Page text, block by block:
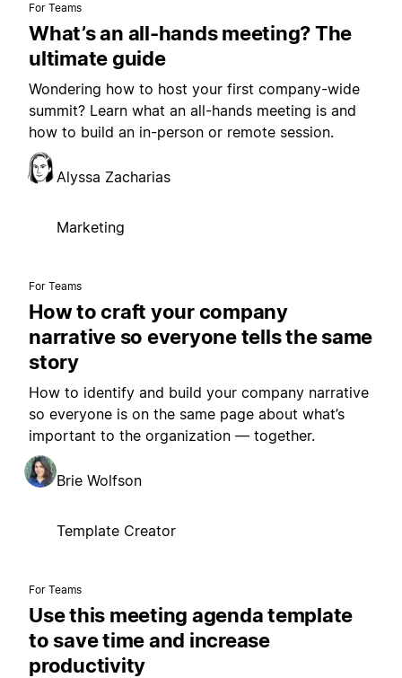
For Teams
What’s an all-hands meeting? The
ultimate guide
Wondering how to host your first company-wide
summit? Learn what an all-hands meeting is and
how to build an in-person or remote session.
Alyssa Zacharias
Marketing
For Teams
How to craft your company
narrative so everyone tells the same
story
How to identify and build your company narrative
so everyone is on the same page about what’s
important to the organization — together.
Brie Wolfson
Template Creator
For Teams
Use this meeting agenda template
to save time and increase
productivity